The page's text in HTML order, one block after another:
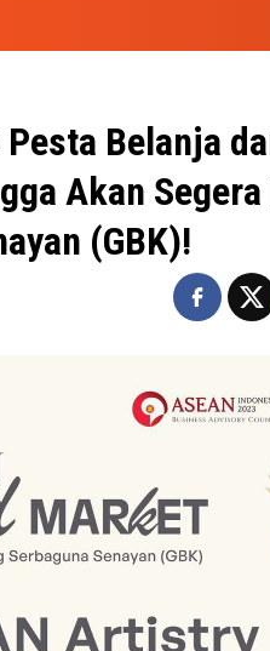
Belanja
Akan
(GBK)!